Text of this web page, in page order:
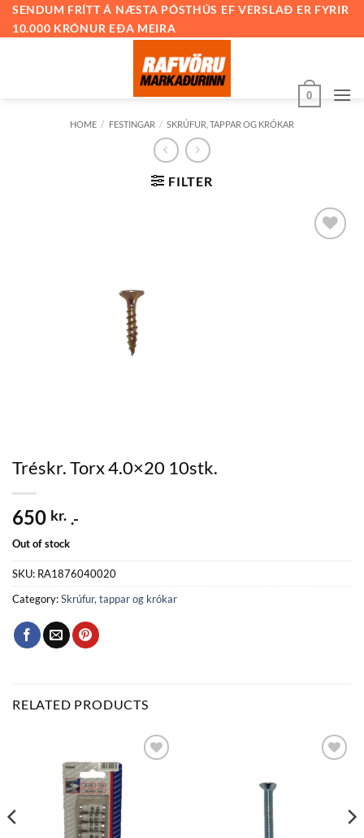
SkipSENDUM FRÍTT Á NÆSTA PÓSTHÚS EF VERSLAÐ ER FYRIR
10.000 KRÓNUR EÐA MEIRA
0
HOME / FESTINGAR / SKRÚFUR, TAPPAR OG KRÓKAR
FILTER
Tréskr. Torx 4.0×20 10stk.
650 kr. .-
Out of stock
SKU: RA1876040020
Category:Skrúfur, tappar og krókar
RELATED PRODUCTS